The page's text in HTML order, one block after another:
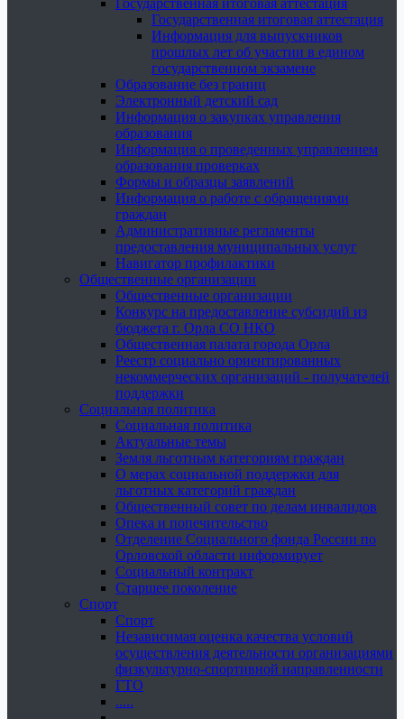
Государственная итоговая аттестация
Государственная итоговая аттестация
Информация для выпускников
прошлых лет об участии в едином
государственном экзамене
Образование без границ
Электронный детский сад
Информация о закупках управления
образования
Информация о проведенных управлением
образования проверках
Формы и образцы заявлений
Информация о работе с обращениями
граждан
Административные регламенты
предоставления муниципальных услуг
Навигатор профилактики
Общественные организации
Общественные организации
Конкурс на предоставление субсидий из
бюджета г. Орла СО НКО
Общественная палата города Орла
Реестр социально ориентированных
некоммерческих организаций - получателей
поддержки
Социальная политика
Социальная политика
Актуальные темы
Земля льготным категориям граждан
О мерах социальной поддержки для
льготных категорий граждан
Общественный совет по делам инвалидов
Опека и попечительство
Отделение Социального фонда России по
Орловской области информирует
Социальный контракт
Старшее поколение
Спорт
Спорт
Независимая оценка качества условий
осуществления деятельности организациями
физкультурно-спортивной направленности
ГТО
.....